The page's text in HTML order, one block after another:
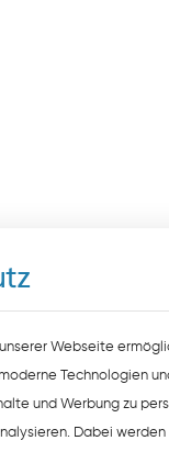
Webseite
Technologien
und Werbung zu
Dabei